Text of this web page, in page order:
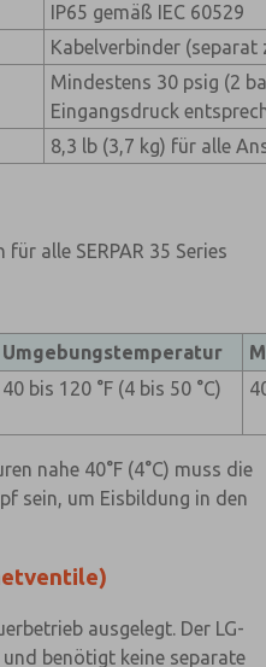
IP65 gemäß IEC 60529
Kabelverbinder (separat
Mindestens 30 psig (2
Eingangsdruck
8,3 lb (3,7 kg) für alle
alle SERPAR 35 Series
Umgebungstemperatur
40 bis 120 °F (4 bis 50 °C)
nahe 40°F (4°C) muss die
sein, um Eisbildung in den
ausgelegt. Der LG-
benötigt keine separate